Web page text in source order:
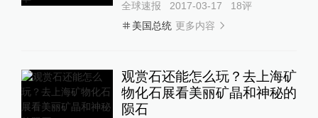
全球速报 2017-03-17 18评
美国总统 更多内容
观赏石还能怎么玩？去上海矿
物化石展看美丽矿晶和神秘的
陨石